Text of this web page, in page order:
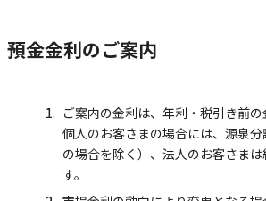
預金金利のご案内
ご案内の金利は、年利・税引き前の
個人のお客さまの場合には、源泉
の場合を除く）、法人のお客さま
す。